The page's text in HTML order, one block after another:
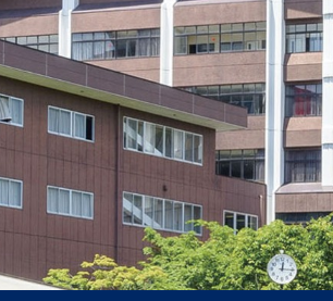
大学パンフ
学部・学科パン
総合型選抜・学校推薦型選抜
大学入学共通テスト利用選抜の
大学・短大以外の資料
専門学校の資料請求 大学院
大学入学共通テスト「受験案
大学入学共通テスト「受験上